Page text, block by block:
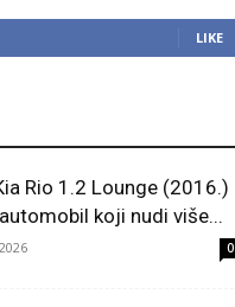
LIKE
Rio 1.2 Lounge (2016.)
koji nudi više...
0